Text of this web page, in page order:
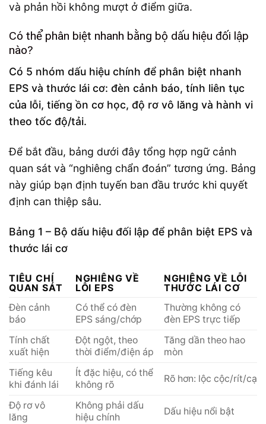
và phản hồi không mượt ở điểm giữa.
Có thể phân biệt nhanh bằng bộ dấu hiệu đối lập
nào?
Có 5 nhóm dấu hiệu chính để phân biệt nhanh
EPS và thước lái cơ: đèn cảnh báo, tính liên tục
của lỗi, tiếng ồn cơ học, độ rơ vô lăng và hành vi
theo tốc độ/tải.
Để bắt đầu, bảng dưới đây tổng hợp ngữ cảnh
quan sát và “nghiêng chẩn đoán” tương ứng. Bảng
này giúp bạn định tuyến ban đầu trước khi quyết
định can thiệp sâu.
Bảng 1 – Bộ dấu hiệu đối lập để phân biệt EPS và
thước lái cơ
TIÊU CHÍ
QUAN SÁT
NGHIÊNG VỀ
LỖI EPS
NGHIÊNG VỀ LỖI
THƯỚC LÁI CƠ
Đèn cảnh
báo
Có thể có đèn
EPS sáng/chớp
Thường không có
đèn EPS trực tiếp
Tính chất
xuất hiện
Đột ngột, theo
thời điểm/điện áp
Tăng dần theo hao
mòn
Tiếng kêu
khi đánh lái
Ít đặc hiệu, có thể
không rõ
Rõ hơn: lộc cộc/rít/cạ
Độ rơ vô
lăng
Không phải dấu
hiệu chính
Dấu hiệu nổi bật